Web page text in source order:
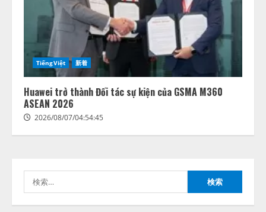
TiếngViệt 新着
Huawei trở thành Đối tác sự kiện của GSMA M360
ASEAN 2026
2026/08/07/04:54:45
索:
が組織の業務実態を分析し労務改
善を支援。 藤原竜也メイキング
動画公開 「もしAIが自分を分析し
たら、すぐ休めと言われる自信が
ある」「昨年の夏はカブトムシを
捕まえたり、虫と戦ったり…」
2026/08/06/14:54:31
アシストAIテラス、ガバナンス機
能を備えたAIエージェントプラッ
トフォーム「QueryPie AIP」を提
供開始
レアラ、『AIはどの法律事務所を
を実施